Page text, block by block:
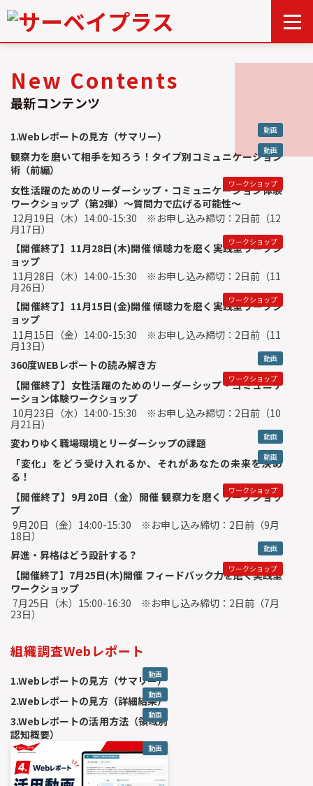
動画一覧
イベント一覧
お問い合わせ
New Contents
最新コンテンツ
動画
1.Webレポートの見方（サマリー）
動画
観察力を磨いて相手を知ろう！タイプ別コミュニケーション
術（前編）
ワークショップ
女性活躍のためのリーダーシップ・コミュニケーション体験
ワークショップ（第2弾）～質問力で広げる可能性～
12月19日（木）14:00-15:30 ※お申し込み締切：2日前（12
月17日）
ワークショップ
【開催終了】11月28日(木)開催 傾聴力を磨く実践型ワークシ
ョップ
11月28日（木）14:00-15:30 ※お申し込み締切：2日前（11
月26日）
ワークショップ
【開催終了】11月15日(金)開催 傾聴力を磨く実践型ワークシ
ョップ
11月15日（金）14:00-15:30 ※お申し込み締切：2日前（11
月13日）
動画
360度WEBレポートの読み解き方
ワークショップ
【開催終了】女性活躍のためのリーダーシップ・コミュニケ
ーション体験ワークショップ
10月23日（水）14:00-15:30 ※お申し込み締切：2日前（10
月21日）
動画
変わりゆく職場環境とリーダーシップの課題
動画
「変化」をどう受け入れるか、それがあなたの未来を決め
る！
ワークショップ
【開催終了】9月20日（金）開催 観察力を磨くワークショッ
プ
9月20日（金）14:00-15:30 ※お申し込み締切：2日前（9月
18日）
動画
昇進・昇格はどう設計する？
ワークショップ
【開催終了】7月25日(木)開催 フィードバック力を磨く実践型
ワークショップ
7月25日（木）15:00-16:30 ※お申し込み締切：2日前（7月
23日）
組織調査Webレポート
動画
1.Webレポートの見方（サマリー）
動画
2.Webレポートの見方（詳細結果）
動画
3.Webレポートの活用方法（領域別
認知概要）
動画